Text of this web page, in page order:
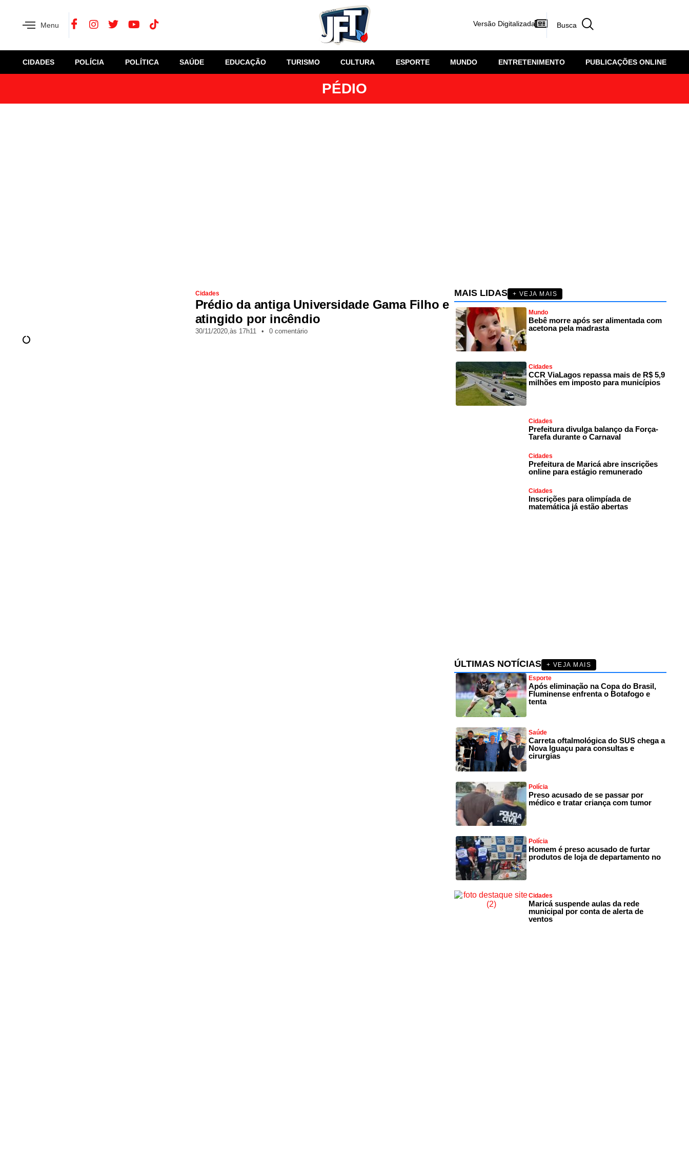
Menu Versão Digitalizada
CIDADES POLÍCIA POLÍTICA SAÚDE EDUCAÇÃO TURISMO CULTURA ESPORTE MUNDO ENTRETENIMENTO PUBLICAÇÕES ONLINE
PÉDIO
Cidades
Prédio da antiga Universidade Gama Filho e
atingido por incêndio
30/11/2020,às 17h11 • 0 comentário
MAIS LIDAS + VEJA MAIS
Mundo
Bebê morre após ser alimentada com
acetona pela madrasta
Cidades
CCR ViaLagos repassa mais de R$ 5,9
milhões em imposto para municípios
Cidades
Prefeitura divulga balanço da Força-
Tarefa durante o Carnaval
Cidades
Prefeitura de Maricá abre inscrições
online para estágio remunerado
Cidades
Inscrições para olimpíada de
matemática já estão abertas
ÚLTIMAS NOTÍCIAS
+ VEJA MAIS
Esporte
Após eliminação na Copa do Brasil,
Fluminense enfrenta o Botafogo e
tenta
Saúde
Carreta oftalmológica do SUS chega a
Nova Iguaçu para consultas e
cirurgias
Polícia
Preso acusado de se passar por
médico e tratar criança com tumor
Polícia
Homem é preso acusado de furtar
produtos de loja de departamento no
Cidades
Maricá suspende aulas da rede
municipal por conta de alerta de
ventos